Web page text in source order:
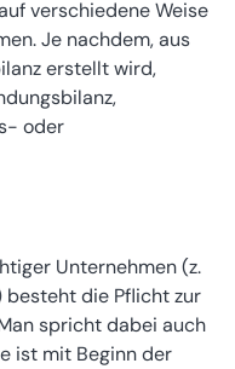
verschiedene Weise
Je nachdem, aus
erstellt wird,
oder
Unternehmen (z.
besteht die Pflicht zur
spricht dabei auch
ist mit Beginn der